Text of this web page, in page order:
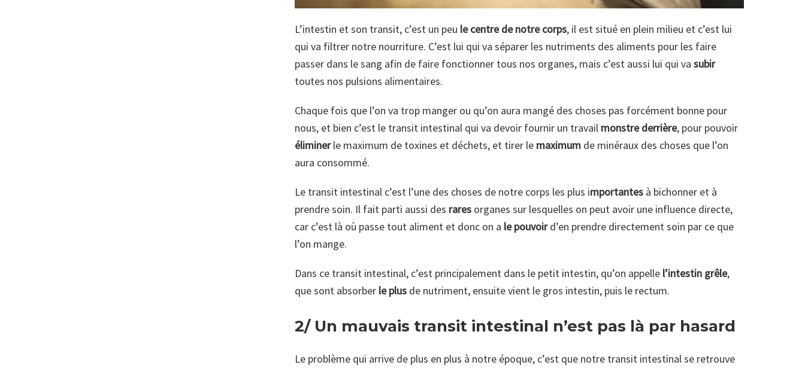
L’intestin et son transit, c’est un peu le centre de notre corps, il est situé en plein milieu et c’est lui
qui va filtrer notre nourriture. C’est lui qui va séparer les nutriments des aliments pour les faire
passer dans le sang afin de faire fonctionner tous nos organes, mais c’est aussi lui qui va subir
toutes nos pulsions alimentaires.
Chaque fois que l’on va trop manger ou qu’on aura mangé des choses pas forcément bonne pour
nous, et bien c’est le transit intestinal qui va devoir fournir un travail monstre derrière, pour pouvoir
éliminerle maximum de toxines et déchets, et tirer le maximum de minéraux des choses que l’on
aura consommé.
Le transit intestinal c’est l’une des choses de notre corps les plus importantes à bichonner et à
prendre soin. Il fait parti aussi des rares organes sur lesquelles on peut avoir une influence directe,
car c’est là où passe tout aliment et donc on a le pouvoird’en prendre directement soin par ce que
l’on mange.
Dans ce transit intestinal, c’est principalement dans le petit intestin, qu’on appelle l’intestin grêle,
que sont absorber le plus de nutriment, ensuite vient le gros intestin, puis le rectum.
2/ Un mauvais transit intestinal n’est pas là par hasard
Le problème qui arrive de plus en plus à notre époque, c’est que notre transit intestinal se retrouve